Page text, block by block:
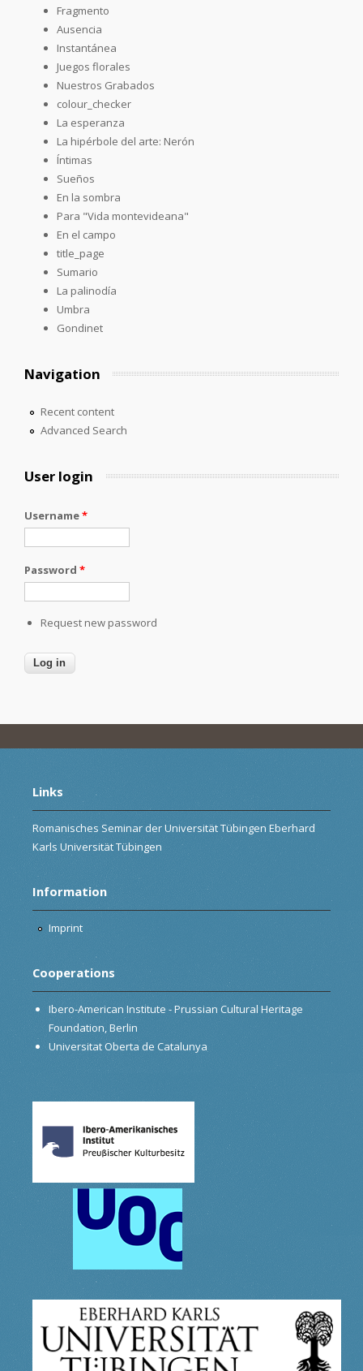
Fragmento
Ausencia
Instantánea
Juegos florales
Nuestros Grabados
colour_checker
La esperanza
La hipérbole del arte: Nerón
Íntimas
Sueños
En la sombra
Para "Vida montevideana"
En el campo
title_page
Sumario
La palinodía
Umbra
Gondinet
Navigation
Recent content
Advanced Search
User login
Username*
Password *
Request new password
Links
Romanisches Seminar der Universität Tübingen Eberhard
Karls Universität Tübingen
Information
Imprint
Cooperations
Ibero-American Institute - Prussian Cultural Heritage
Foundation, Berlin
Universitat Oberta de Catalunya